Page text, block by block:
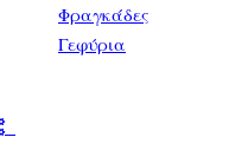
Φραγκάδες
Γεφύρια